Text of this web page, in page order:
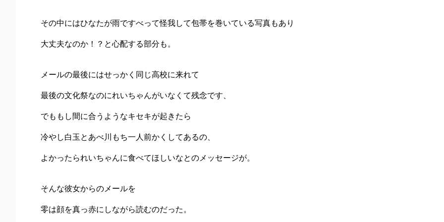
その中にはひなたが雨ですべって怪我して包帯を巻いている写真もあり
大丈夫なのか！？と心配する部分も。
メールの最後にはせっかく同じ高校に来れて
最後の文化祭なのにれいちゃんがいなくて残念です、
でももし間に合うようなキセキが起きたら
冷やし白玉とあべ川もち一人前かくしてあるの、
よかったられいちゃんに食べてほしいなとのメッセージが。
そんな彼女からのメールを
零は顔を真っ赤にしながら読むのだった。